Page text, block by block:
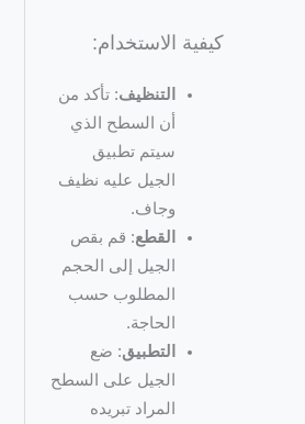
كيفية الاستخدام:
التنظيف: تأكد من
أن السطح الذي
سيتم تطبيق
الجيل عليه نظيف
وجاف.
القطع: قم بقص
الجيل إلى الحجم
المطلوب حسب
الحاجة.
التطبيق: ضع
الجيل على السطح
المراد تبريده